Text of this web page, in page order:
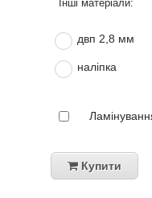
двп 2,8 мм
наліпка
Купити